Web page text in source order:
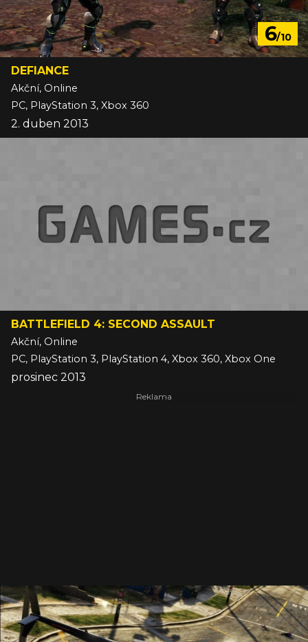
6/10
DEFIANCE
Akční, Online
PC, PlayStation 3, Xbox 360
2. duben 2013
BATTLEFIELD 4: SECOND ASSAULT
Akční, Online
PC, PlayStation 3, PlayStation 4, Xbox 360, Xbox One
prosinec 2013